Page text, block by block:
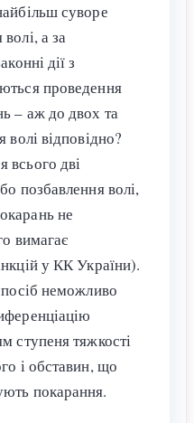
суворе
а за
дії з
проведення
– аж до двох та
волі відповідно?
дві
позбавлення волі,
не
вимагає
у КК України).
неможливо
ступеня тяжкості
і обставин, що
покарання.